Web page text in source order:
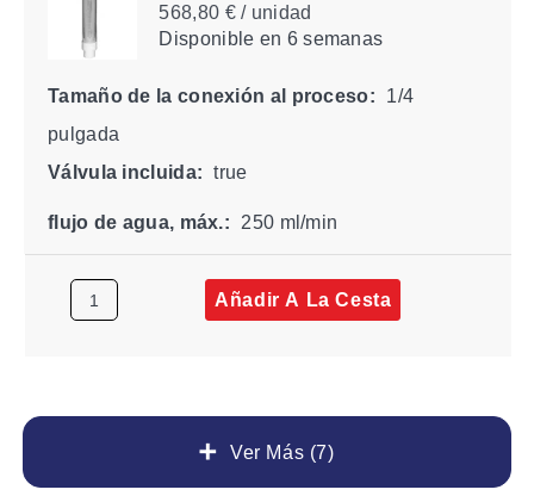
Ver Más (7)
568,80 € / unidad
Disponibleen 6 semanas
Tamaño de la conexión al proceso:
1/4
pulgada
Válvula incluida: true
flujo de agua, máx.: 250 ml/min
Añadir A La Cesta